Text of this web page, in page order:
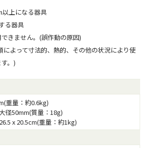
以上になる器具
る器具
きません。(誤作動の原因)
によって寸法的、熱的、その他の状況により使
。)
重量：約0.6kg)
径50mm(質量：18g)
x 20.5cm(重量：約1kg)